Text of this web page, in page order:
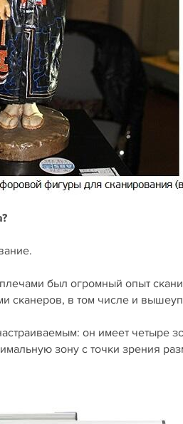
был огромный опыт
сканеров, в том числе и
он имеет четыре
зону с точки зрения